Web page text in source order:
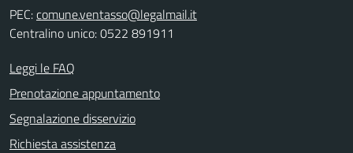
PEC:comune.ventasso@legalmail.it
Centralino unico: 0522 891911
Leggi le FAQ
Prenotazione appuntamento
Segnalazione disservizio
Richiesta assistenza